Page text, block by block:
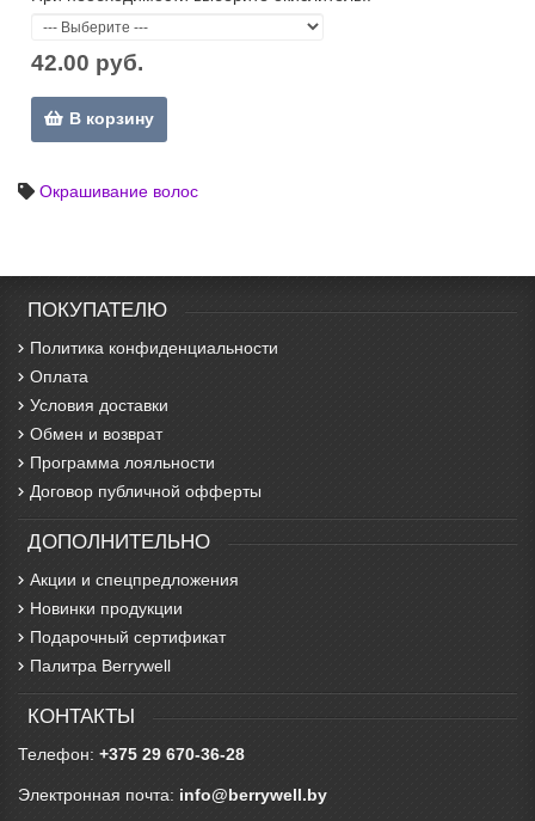
42.00 руб.
В корзину
Окрашивание волос
ПОКУПАТЕЛЮ
Политика конфиденциальности
Оплата
Условия доставки
Обмен и возврат
Программа лояльности
Договор публичной офферты
ДОПОЛНИТЕЛЬНО
Акции и спецпредложения
Новинки продукции
Подарочный сертификат
Палитра Berrywell
КОНТАКТЫ
Телефон: +375 29 670-36-28
Электронная почта: info@berrywell.by